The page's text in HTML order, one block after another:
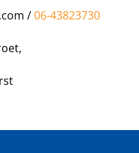
/06-43823730